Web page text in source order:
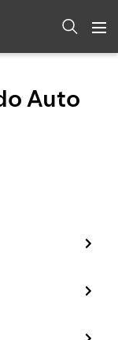
Auto